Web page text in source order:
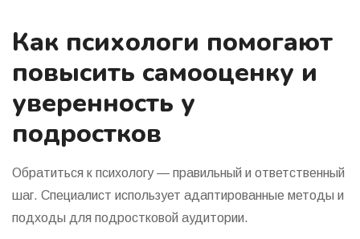
Как психологи помогают
повысить самооценку и
уверенность у
подростков
Обратиться к психологу — правильный и ответственный
шаг. Специалист использует адаптированные методы и
подходы для подростковой аудитории.